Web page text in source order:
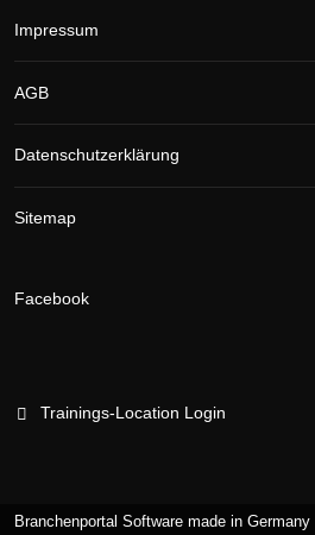
Impressum
AGB
Datenschutzerklärung
Sitemap
Facebook
Trainings-Location Login
Branchenportal Software made in Germany